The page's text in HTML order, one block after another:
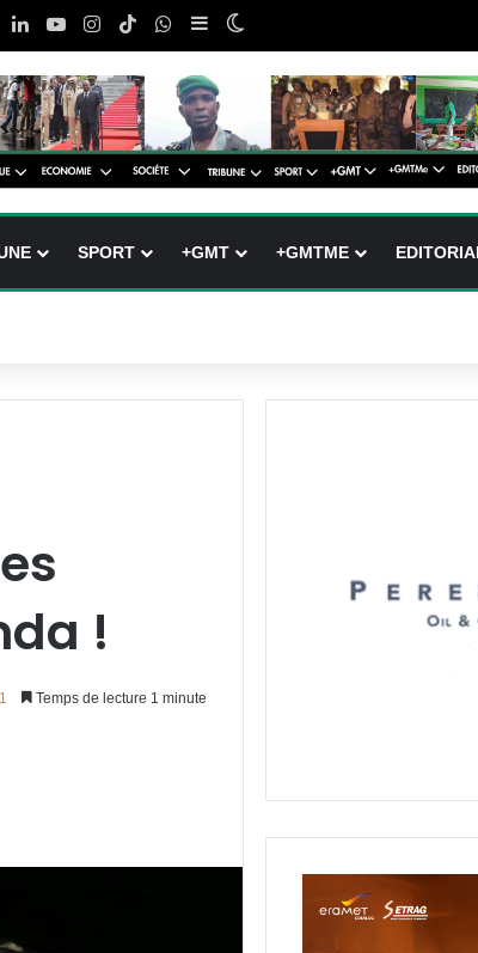
LinkedinYouTubeInstagram
TikTokWhatsApp
Sidebar (barre latérale)
SPORT +GMT +GMTME
!
Temps de lecture 1 minute